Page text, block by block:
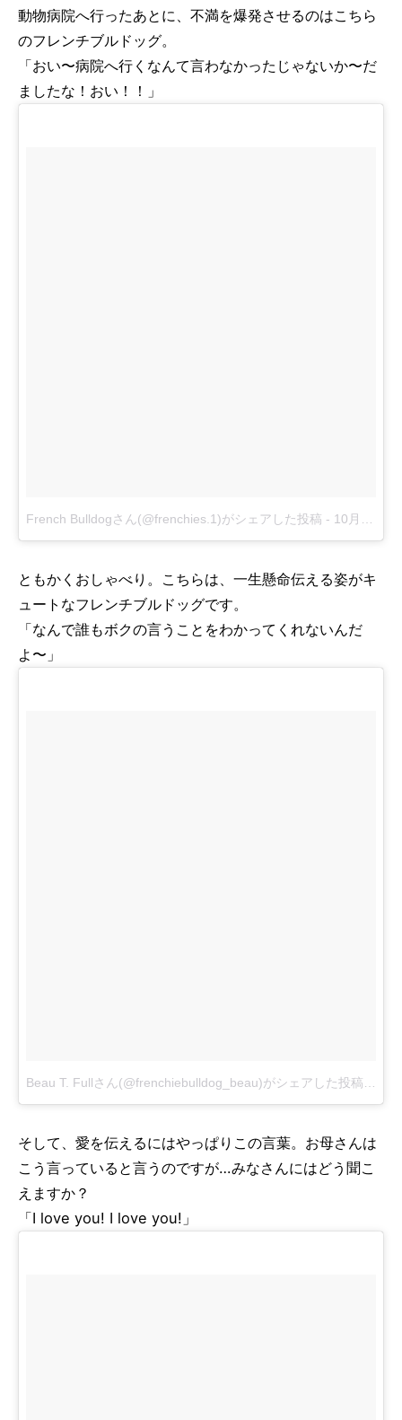
動物病院へ行ったあとに、不満を爆発させるのはこちら
のフレンチブルドッグ。
「おい〜病院へ行くなんて言わなかったじゃないか〜だ
ましたな！おい！！」
French Bulldogさん(@frenchies.1)がシェアした投稿 - 10月 20, 2016 at 10:44午前 PDT
ともかくおしゃべり。こちらは、一生懸命伝える姿がキ
ュートなフレンチブルドッグです。
「なんで誰もボクの言うことをわかってくれないんだ
よ〜」
Beau T. Fullさん(@frenchiebulldog_beau)がシェアした投稿
-
そして、愛を伝えるにはやっぱりこの言葉。お母さんは
こう言っていると言うのですが…みなさんにはどう聞こ
えますか？
「I love you! I love you!」